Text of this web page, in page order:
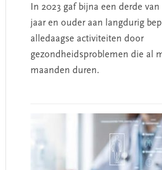
In 2023 gaf bijna een derde
jaar en ouder aan langdurig
alledaagse activiteiten door
gezondheidsproblemen die al
maanden duren.